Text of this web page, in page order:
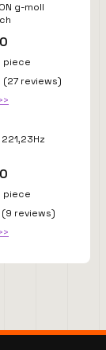
g-moll
piece
(27 reviews)
piece
(9 reviews)